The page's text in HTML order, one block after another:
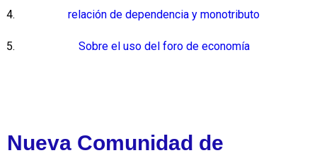
relación de dependencia y monotributo
Sobre el uso del foro de economía
Nueva Comunidad de